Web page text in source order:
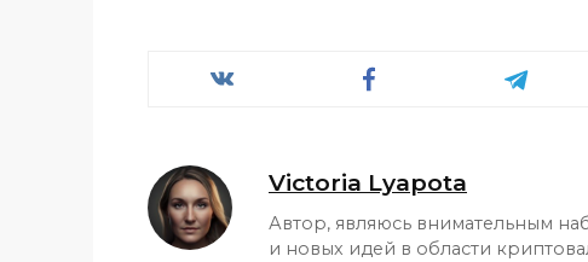
Victoria Lyapota
Автор, являюсь внимательным
и новых идей в области